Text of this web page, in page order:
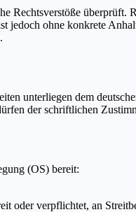
Rechtsverstöße
jedoch ohne konkrete
unterliegen dem
der schriftlichen
(OS) bereit:
oder verpflichtet, an